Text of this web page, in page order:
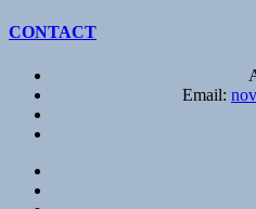
CONTACT
Email: